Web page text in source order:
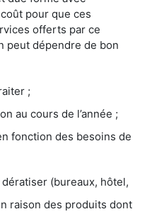
pour que ces
offerts par ce
peut dépendre de bon
;
au cours de l’année ;
fonction des besoins de
dératiser (bureaux, hôtel,
raison des produits dont